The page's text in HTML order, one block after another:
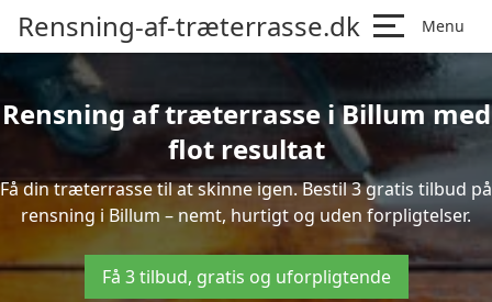
Rensning-af-træterrasse.dk Menu
Rensning af træterrasse i Billum med
flot resultat
Få din træterrasse til at skinne igen. Bestil 3 gratis tilbud på
rensning i Billum – nemt, hurtigt og uden forpligtelser.
Få 3 tilbud, gratis og uforpligtende